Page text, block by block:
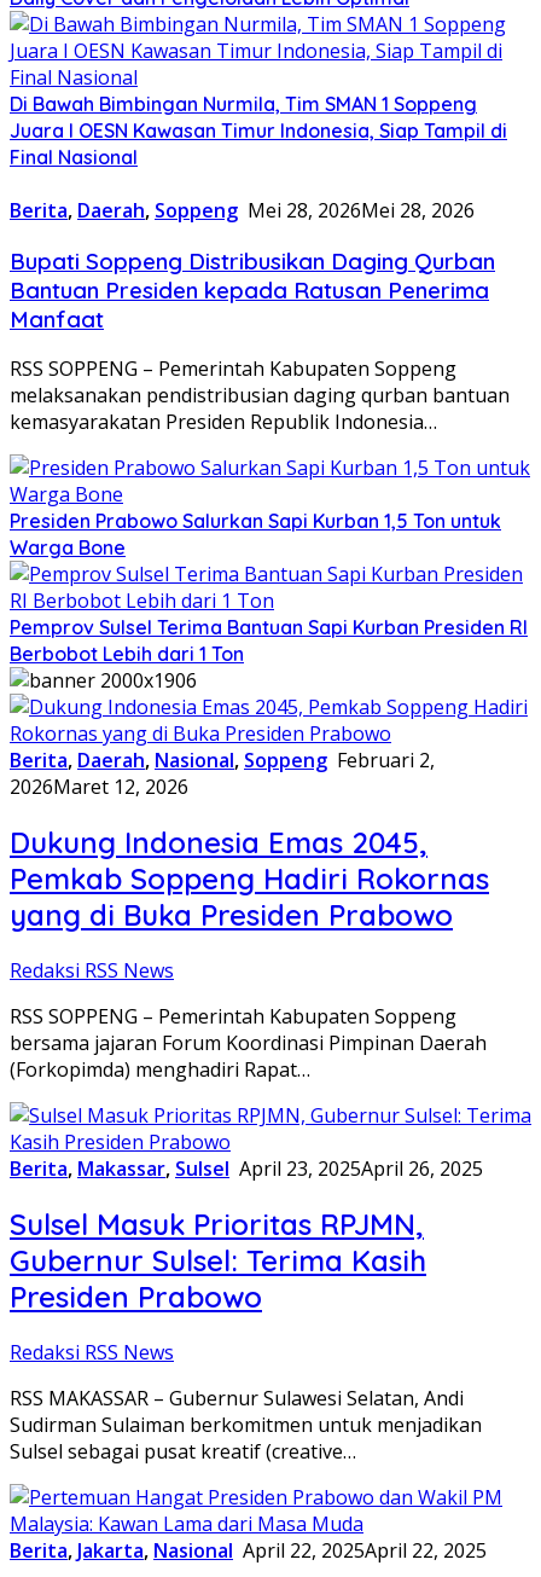
Di Bawah Bimbingan Nurmila, Tim SMAN 1 Soppeng
Juara I OESN Kawasan Timur Indonesia, Siap Tampil di
Final Nasional
Berita, Daerah, Soppeng Mei 28, 2026Mei 28, 2026
Bupati Soppeng Distribusikan Daging Qurban
Bantuan Presiden kepada Ratusan Penerima
Manfaat
RSS SOPPENG – Pemerintah Kabupaten Soppeng
melaksanakan pendistribusian daging qurban bantuan
kemasyarakatan Presiden Republik Indonesia…
Presiden Prabowo Salurkan Sapi Kurban 1,5 Ton untuk
Warga Bone
Pemprov Sulsel Terima Bantuan Sapi Kurban Presiden RI
Berbobot Lebih dari 1 Ton
Berita, Daerah, Nasional, Soppeng Februari 2,
2026Maret 12, 2026
Dukung Indonesia Emas 2045,
Pemkab Soppeng Hadiri Rokornas
yang di Buka Presiden Prabowo
Redaksi RSS News
RSS SOPPENG – Pemerintah Kabupaten Soppeng
bersama jajaran Forum Koordinasi Pimpinan Daerah
(Forkopimda) menghadiri Rapat…
Berita, Makassar, Sulsel April 23, 2025April 26, 2025
Sulsel Masuk Prioritas RPJMN,
Gubernur Sulsel: Terima Kasih
Presiden Prabowo
Redaksi RSS News
RSS MAKASSAR – Gubernur Sulawesi Selatan, Andi
Sudirman Sulaiman berkomitmen untuk menjadikan
Sulsel sebagai pusat kreatif (creative…
Berita, Jakarta, Nasional April 22, 2025April 22, 2025